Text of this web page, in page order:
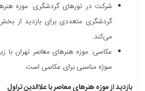
شرکت در تورهای گردشگری: موزه
گردشگری متعددی برای بازدید از
می‌کند.
عکاسی: موزه هنرهای معاصر تهران با
سوژه مناسبی برای عکاسی است.
بازدید از موزه هنرهای معاصر با علاالدین تراول